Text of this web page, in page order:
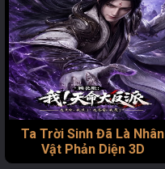
Ta Trời Sinh Đã Là Nhân
Vật Phản Diện 3D